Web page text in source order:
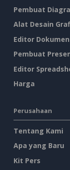
Pembuat
Alat Desain
Editor Dokumen
Pembuat
Editor
Harga
Perusahaan
Tentang Kami
Apa yang Baru
Kit Pers